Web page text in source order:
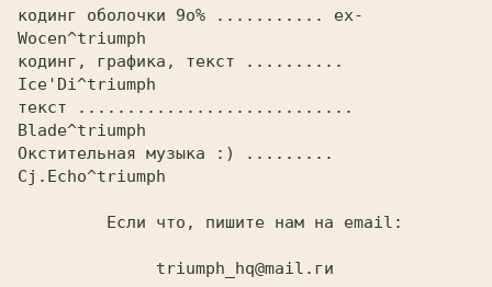
кодинг оболочки 9о% ........... ех-
Wocen^triumph
кодинг, графика, текст ..........
Ice'Di^triumph
текст ............................
Blade^triumph
Окстительная музыка :) .........
Cj.Echo^triumph